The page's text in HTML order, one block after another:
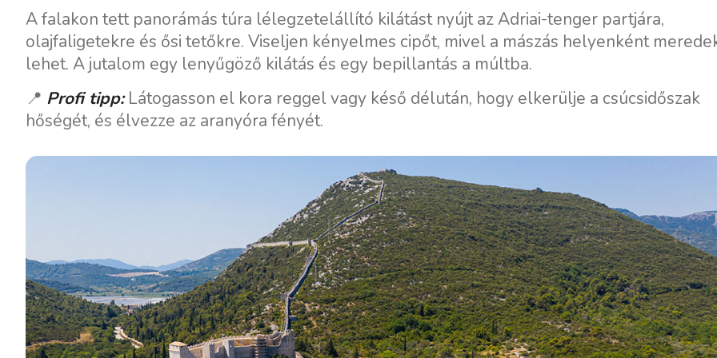
A falakon tett panorámás túra lélegzetelállító kilátást nyújt az Adriai-tenger partjára,
olajfaligetekre és ősi tetőkre. Viseljen kényelmes cipőt, mivel a mászás helyenként
lehet. A jutalom egy lenyűgöző kilátás és egy bepillantás a múltba.
📍 Profi tipp:Látogasson el kora reggel vagy késő délután, hogy elkerülje a csúcsidőszak
hőségét, és élvezze az aranyóra fényét.
Motoros jachtok
Valovie - Távoli Vitorlázási
Asszisztens
Split vitorlázási régió
Trogir
Isztria Vitorlázási Régió